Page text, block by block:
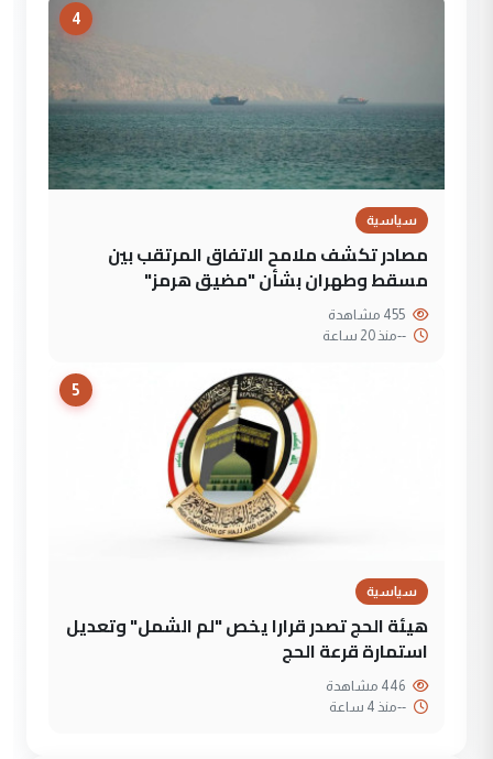
4
سياسية
مصادر تكشف ملامح الاتفاق المرتقب بين
مسقط وطهران بشأن "مضيق هرمز"
--منذ 20 ساعة
5
سياسية
هيئة الحج تصدر قرارا يخص "لم الشمل" وتعديل
استمارة قرعة الحج
--منذ 4 ساعة